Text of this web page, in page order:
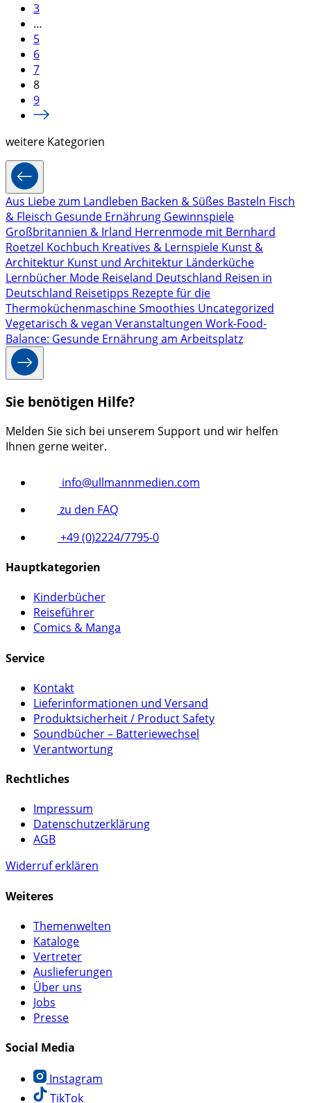
3
…
5
6
7
8
9
weitere Kategorien
Aus Liebe zum Landleben Backen & Süßes Basteln Fisch
& Fleisch Gesunde Ernährung Gewinnspiele
Großbritannien & Irland Herrenmode mit Bernhard
Roetzel Kochbuch Kreatives & Lernspiele Kunst &
Architektur Kunst und Architektur Länderküche
Lernbücher Mode Reiseland Deutschland Reisen in
Deutschland Reisetipps Rezepte für die
ThermoküchenmaschineSmoothies Uncategorized
Vegetarisch & vegan Veranstaltungen Work-Food-
Balance: Gesunde Ernährung am Arbeitsplatz
Sie benötigen Hilfe?
Melden Sie sich bei unserem Support und wir helfen
Ihnen gerne weiter.
info@ullmannmedien.com
zu den FAQ
+49 (0)2224/7795-0
Hauptkategorien
Kinderbücher
Reiseführer
Comics & Manga
Service
Kontakt
Lieferinformationen und Versand
Produktsicherheit / Product Safety
Soundbücher – Batteriewechsel
Verantwortung
Rechtliches
Impressum
Datenschutzerklärung
AGB
Widerruf erklären
Weiteres
Themenwelten
Kataloge
Vertreter
Auslieferungen
Über uns
Jobs
Presse
Social Media
Instagram
TikTok